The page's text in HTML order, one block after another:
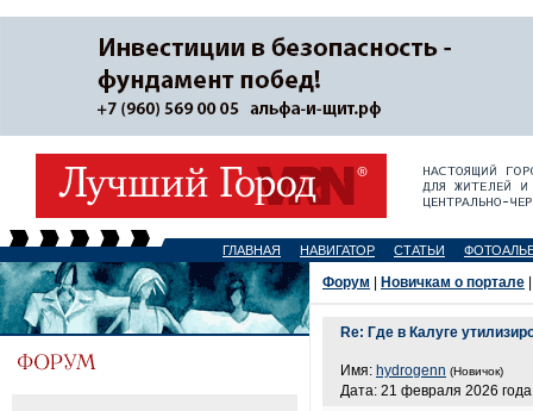
ГЛАВНАЯ НАВИГАТОР СТАТЬИ
Форум Новичкам о портале
Re: Где в Калуге
Имя: hydrogenn (Новичок)
Дата: 21 февраля 2026